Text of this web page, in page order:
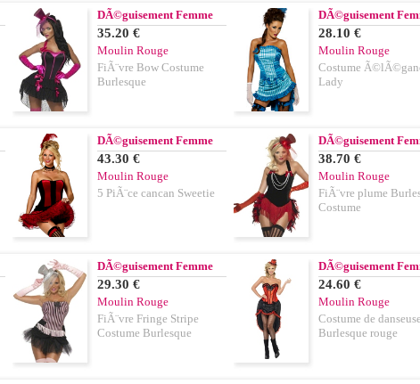
DÃ©guisement Femme
35.20 €
Moulin Rouge
FiÃ¨vre Bow Costume
Burlesque
DÃ©guisement
28.10 €
Moulin Rouge
Costume
Lady
DÃ©guisement Femme
43.30 €
Moulin Rouge
5 PiÃ¨ce cancan Sweetie
DÃ©guisement
38.70 €
Moulin Rouge
FiÃ¨vre plume
Costume
DÃ©guisement Femme
29.30 €
Moulin Rouge
FiÃ¨vre Fringe Stripe
Costume Burlesque
DÃ©guisement
24.60 €
Moulin Rouge
Costume de danseuse
Burlesque rouge